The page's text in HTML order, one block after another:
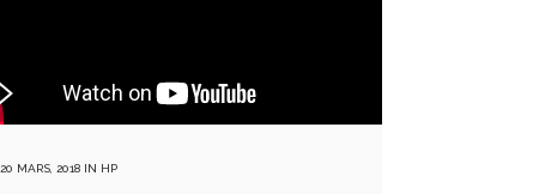
20 MARS, 2018 IN HP